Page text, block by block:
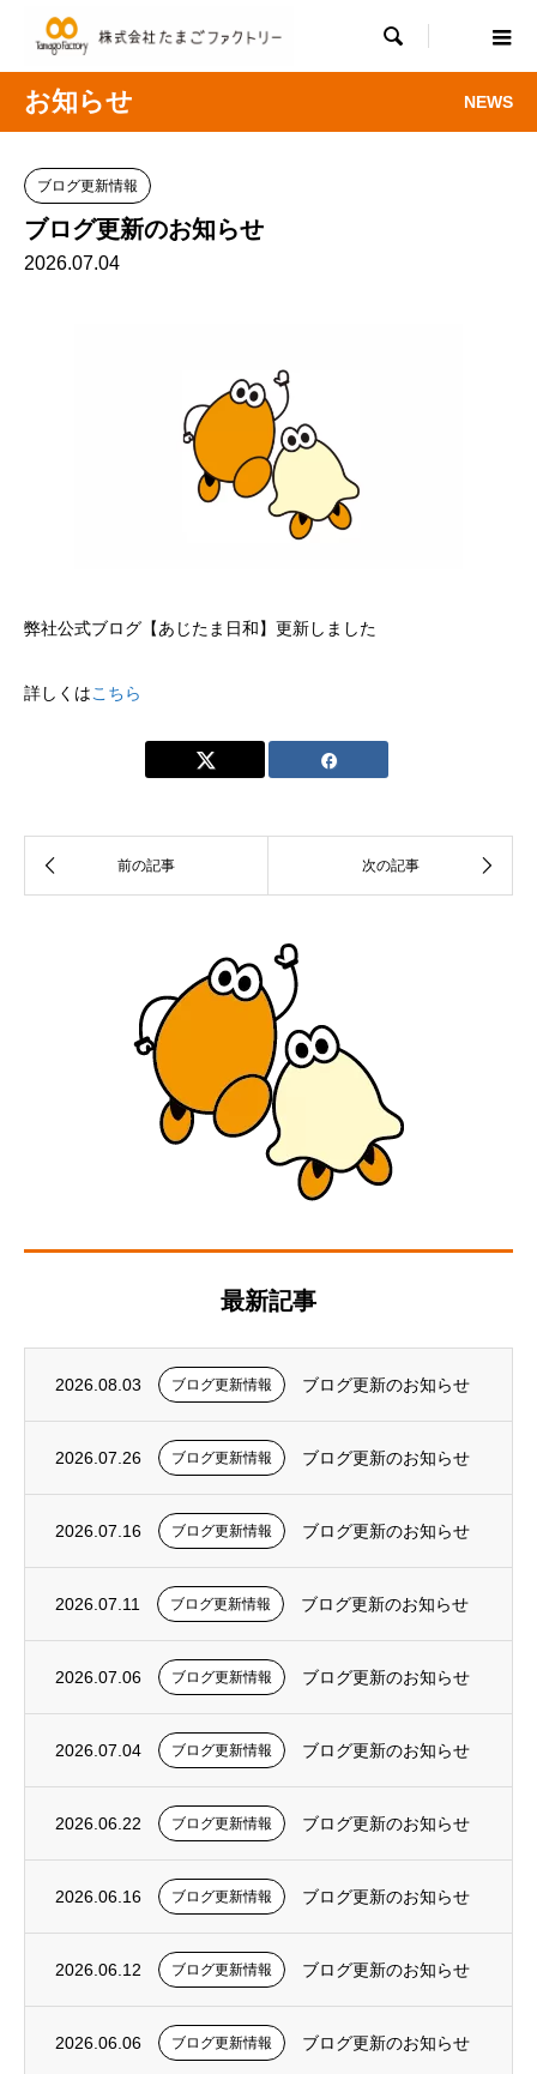

お知らせ NEWS
ブログ更新情報
ブログ更新のお知らせ
2026.07.04
弊社公式ブログ【あじたま日和】更新しました
詳しくはこちら
最新記事
2026.08.03 ブログ更新情報 ブログ更新のお知らせ
2026.07.26 ブログ更新情報 ブログ更新のお知らせ
2026.07.16 ブログ更新情報 ブログ更新のお知らせ
2026.07.11 ブログ更新情報 ブログ更新のお知らせ
2026.07.06 ブログ更新情報 ブログ更新のお知らせ
2026.07.04 ブログ更新情報 ブログ更新のお知らせ
2026.06.22 ブログ更新情報 ブログ更新のお知らせ
2026.06.16 ブログ更新情報 ブログ更新のお知らせ
2026.06.12 ブログ更新情報 ブログ更新のお知らせ
2026.06.06 ブログ更新情報 ブログ更新のお知らせ